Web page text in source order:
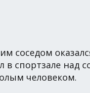
соседом
в спортзале над
человеком.